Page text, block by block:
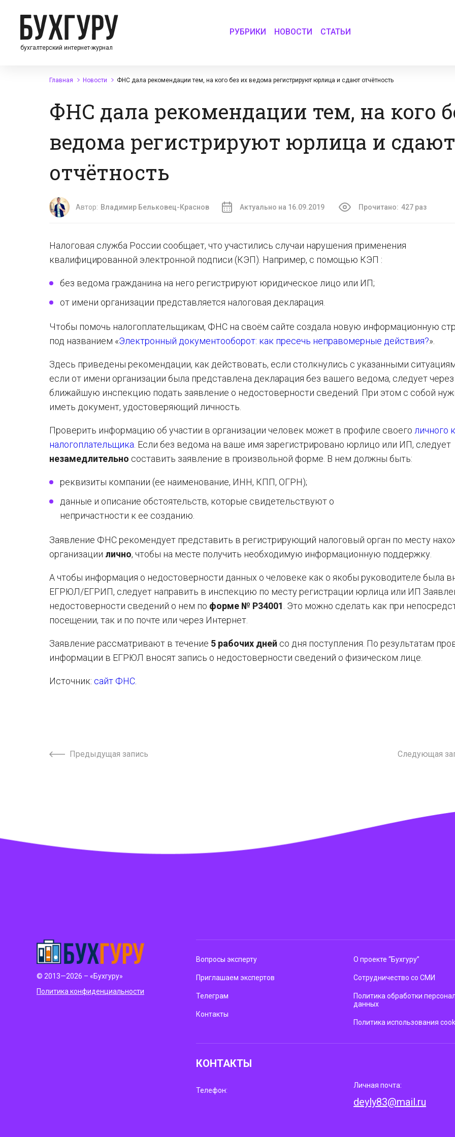
бухгалтерский интернет-журнал
РУБРИКИ НОВОСТИ СТАТЬИ
Главная Новости ФНС дала рекомендации тем, на кого без их ведома регистрируют юрлица и сдают отчётность
ФНС дала рекомендации тем, на кого
ведома регистрируют юрлица и сдают
отчётность
Автор: Владимир Бельковец-Краснов Актуально на 16.09.2019 Прочитано: 427 раз
Налоговая служба России сообщает, что участились случаи нарушения применения
квалифицированной электронной подписи (КЭП). Например, с помощью КЭП :
без ведома гражданина на него регистрируют юридическое лицо или ИП;
от имени организации представляется налоговая декларация.
Чтобы помочь налогоплательщикам, ФНС на своём сайте создала новую информационную
под названием «Электронный документооборот: как пресечь неправомерные действия?».
Здесь приведены рекомендации, как действовать, если столкнулись с указанными
если от имени организации была представлена декларация без вашего ведома, следует через
ближайшую инспекцию подать заявление о недостоверности сведений. При этом с собой
иметь документ, удостоверяющий личность.
Проверить информацию об участии в организации человек может в профиле своего личного
налогоплательщика . Если без ведома на ваше имя зарегистрировано юрлицо или ИП, следует
незамедлительно составить заявление в произвольной форме. В нем должны быть:
реквизиты компании (ее наименование, ИНН, КПП, ОГРН);
данные и описание обстоятельств, которые свидетельствуют о
непричастности к ее созданию.
Заявление ФНС рекомендует представить в регистрирующий налоговый орган по месту
организации лично, чтобы на месте получить необходимую информационную поддержку.
А чтобы информация о недостоверности данных о человеке как о якобы руководителе была
ЕГРЮЛ/ЕГРИП, следует направить в инспекцию по месту регистрации юрлица или ИП
недостоверности сведений о нем по форме № Р34001 . Это можно сделать как при
посещении, так и по почте или через Интернет.
Заявление рассматривают в течение 5 рабочих дней со дня поступления. По результатам
информации в ЕГРЮЛ вносят запись о недостоверности сведений о физическом лице.
Источник: сайт ФНС
Предыдущая запись Следующая
© 2013—2026 – «Бухгуру»
Политика конфиденциальности
Вопросы эксперту
Приглашаем экспертов
Телеграм
Контакты
О проекте “Бухгуру”
Сотрудничество со СМИ
Политика обработки
данных
Политика использования
КОНТАКТЫ
Телефон:
Личная почта:
deyly83@mail.ru